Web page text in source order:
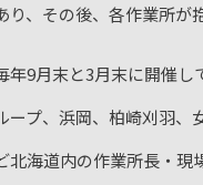
り、その後、各作業所が
年9月末と3月末に開催
ープ、浜岡、柏崎刈羽
北海道内の作業所長・